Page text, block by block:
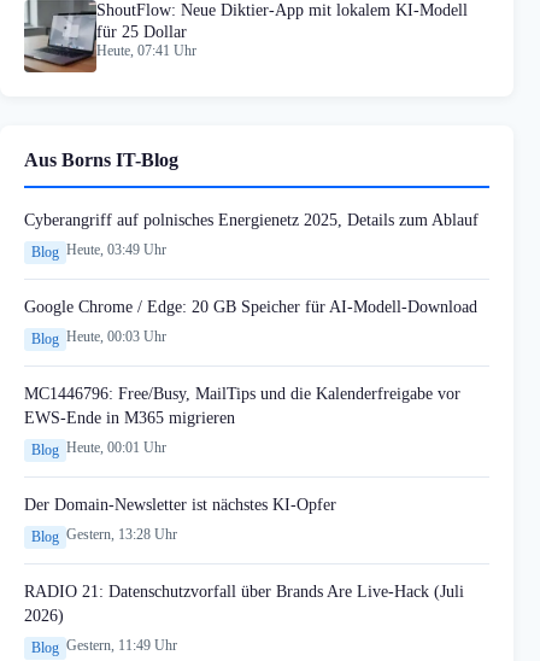
ShoutFlow: Neue Diktier-App mit lokalem KI-Modell
für 25 Dollar
Heute, 07:41 Uhr
Aus Borns IT-Blog
Cyberangriff auf polnisches Energienetz 2025, Details zum Ablauf
Blog Heute, 03:49 Uhr
Google Chrome / Edge: 20 GB Speicher für AI-Modell-Download
Blog Heute, 00:03 Uhr
MC1446796: Free/Busy, MailTips und die Kalenderfreigabe vor
EWS-Ende in M365 migrieren
Blog Heute, 00:01 Uhr
Der Domain-Newsletter ist nächstes KI-Opfer
Blog Gestern, 13:28 Uhr
RADIO 21: Datenschutzvorfall über Brands Are Live-Hack (Juli
2026)
Blog Gestern, 11:49 Uhr